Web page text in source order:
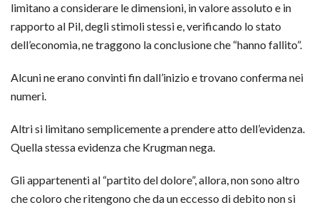
limitano a considerare le dimensioni, in valore assoluto e in
rapporto al Pil, degli stimoli stessi e, verificando lo stato
dell’economia, ne traggono la conclusione che “hanno fallito”.
Alcuni ne erano convinti fin dall’inizio e trovano conferma nei
numeri.
Altri si limitano semplicemente a prendere atto dell’evidenza.
Quella stessa evidenza che Krugman nega.
Gli appartenenti al “partito del dolore”, allora, non sono altro
che coloro che ritengono che da un eccesso di debito non si